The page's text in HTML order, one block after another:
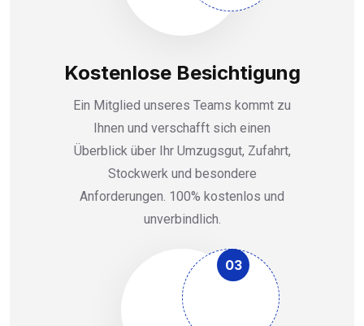
Kostenlose Besichtigung
Ein Mitglied unseres Teams kommt zu
Ihnen und verschafft sich einen
Überblick über Ihr Umzugsgut, Zufahrt,
Stockwerk und besondere
Anforderungen. 100% kostenlos und
unverbindlich.
03